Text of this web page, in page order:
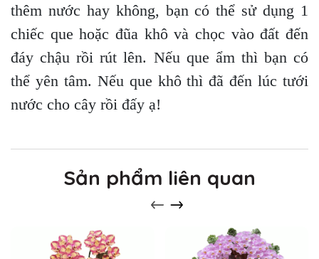
thêm nước hay không, bạn có thể sử dụng 1
chiếc que hoặc đũa khô và chọc vào đất đến
đáy chậu rồi rút lên. Nếu que ẩm thì bạn có
thể yên tâm. Nếu que khô thì đã đến lúc tưới
nước cho cây rồi đấy ạ!
Sản phẩm liên quan